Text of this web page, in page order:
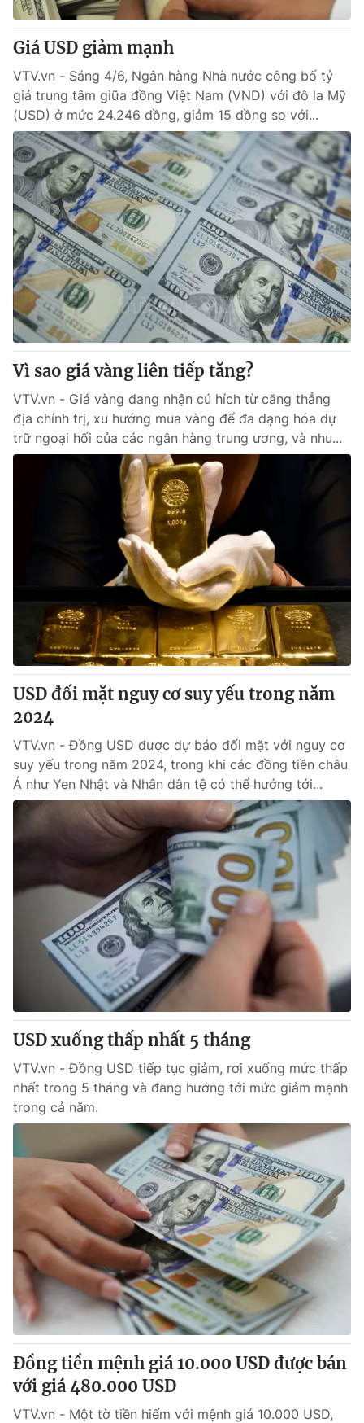
Giá USD giảm mạnh
VTV.vn - Sáng 4/6, Ngân hàng Nhà nước công bố tỷ
giá trung tâm giữa đồng Việt Nam (VND) với đô la Mỹ
(USD) ở mức 24.246 đồng, giảm 15 đồng so với...
Vì sao giá vàng liên tiếp tăng?
VTV.vn - Giá vàng đang nhận cú hích từ căng thẳng
địa chính trị, xu hướng mua vàng để đa dạng hóa dự
trữ ngoại hối của các ngân hàng trung ương, và nhu...
USD đối mặt nguy cơ suy yếu trong năm
2024
VTV.vn - Đồng USD được dự báo đối mặt với nguy cơ
suy yếu trong năm 2024, trong khi các đồng tiền châu
Á như Yen Nhật và Nhân dân tệ có thể hướng tới...
USD xuống thấp nhất 5 tháng
VTV.vn - Đồng USD tiếp tục giảm, rơi xuống mức thấp
nhất trong 5 tháng và đang hướng tới mức giảm mạnh
trong cả năm.
Đồng tiền mệnh giá 10.000 USD được bán
với giá 480.000 USD
VTV.vn - Một tờ tiền hiếm với mệnh giá 10.000 USD,